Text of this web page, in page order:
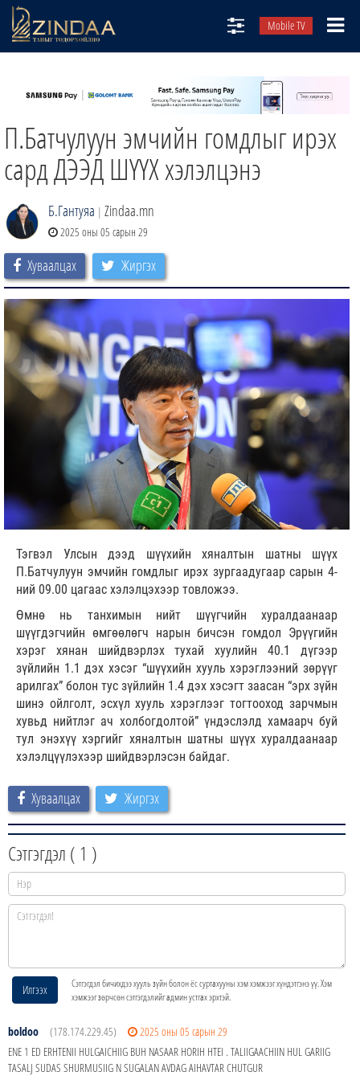
Mobile TV
ТВ8
ӨГЛӨӨНИЙ СОНИН
АУДИО ЗОХИОЛ
ЗИНДАА СЭТГҮҮЛ
П.Батчулуун эмчийн гомдлыг ирэх
сард ДЭЭД ШҮҮХ хэлэлцэнэ
Б.Гантуяа | Zindaa.mn
2025 оны 05 сарын 29
Хуваалцах Жиргэх
Тэгвэл Улсын дээд шүүхийн хяналтын шатны шүүх
П.Батчулуун эмчийн гомдлыг ирэх зургаадугаар сарын 4-
ний 09.00 цагаас хэлэлцэхээр товложээ.
Өмнө нь танхимын нийт шүүгчийн хуралдаанаар
шүүгдэгчийн өмгөөлөгч нарын бичсэн гомдол Эрүүгийн
хэрэг хянан шийдвэрлэх тухай хуулийн 40.1 дүгээр
зүйлийн 1.1 дэх хэсэг “шүүхийн хууль хэрэглээний зөрүүг
арилгах” болон тус зүйлийн 1.4 дэх хэсэгт заасан “эрх зүйн
шинэ ойлголт, эсхүл хууль хэрэглээг тогтооход зарчмын
хувьд нийтлэг ач холбогдолтой” үндэслэлд хамаарч буй
тул энэхүү хэргийг хяналтын шатны шүүх хуралдаанаар
хэлэлцүүлэхээр шийдвэрлэсэн байдаг.
Хуваалцах Жиргэх
Сэтгэгдэл ( 1 )
Илгээх
Сэтгэгдэл бичихдээ хууль зүйн болон ёс суртахууны хэм хэмжээг хүндэтгэнэ үү. Хэм
хэмжээг зөрчсөн сэтгэгдэлийг админ устгах эрхтэй.
boldoo (178.174.229.45)
2025 оны 05 сарын 29
ENE 1 ED ERHTENII HULGAICHIIG BUH NASAAR HORIH HTEI . TALIIGAACHIIN HUL GARIIG
TASALJ SUDAS SHURMUSIIG N SUGALAN AVDAG AIHAVTAR CHUTGUR